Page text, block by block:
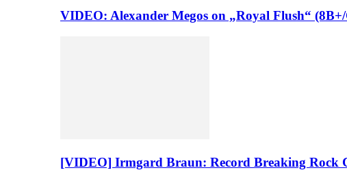
VIDEO: Alexander Megos on „Royal Flush“
[VIDEO] Irmgard Braun: Record Breaking Rock